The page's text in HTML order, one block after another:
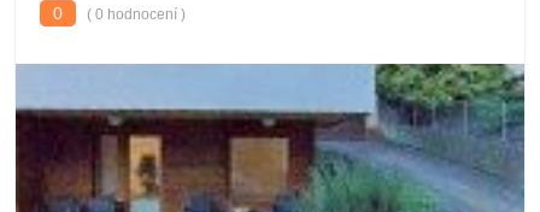
0
( 0 hodnocení )